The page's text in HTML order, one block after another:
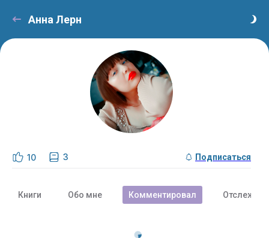
Анна Лерн
10 3 Подписаться
Книги Обо мне Комментировал